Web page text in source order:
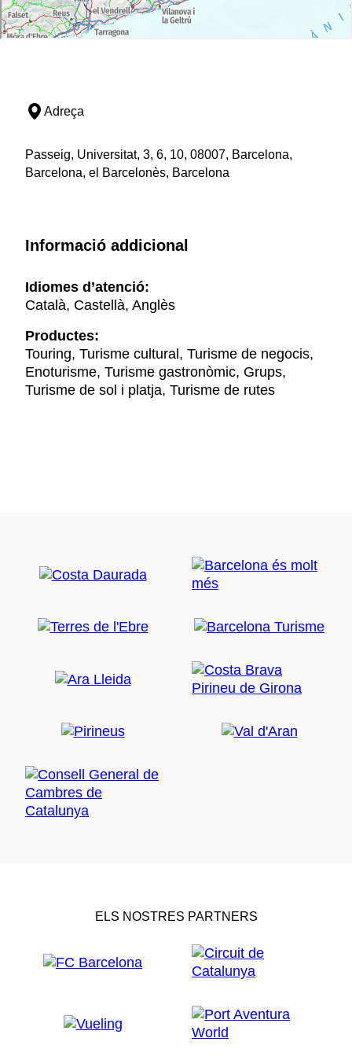
Adreça
Passeig, Universitat, 3, 6, 10, 08007, Barcelona,
Barcelona, el Barcelonès, Barcelona
Informació addicional
Idiomes d’atenció:
Català, Castellà, Anglès
Productes:
Touring, Turisme cultural, Turisme de negocis,
Enoturisme, Turisme gastronòmic, Grups,
Turisme de sol i platja, Turisme de rutes
ELS NOSTRES PARTNERS